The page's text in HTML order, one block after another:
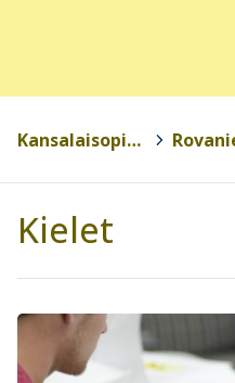
Kansalaisopistot >
Kielet